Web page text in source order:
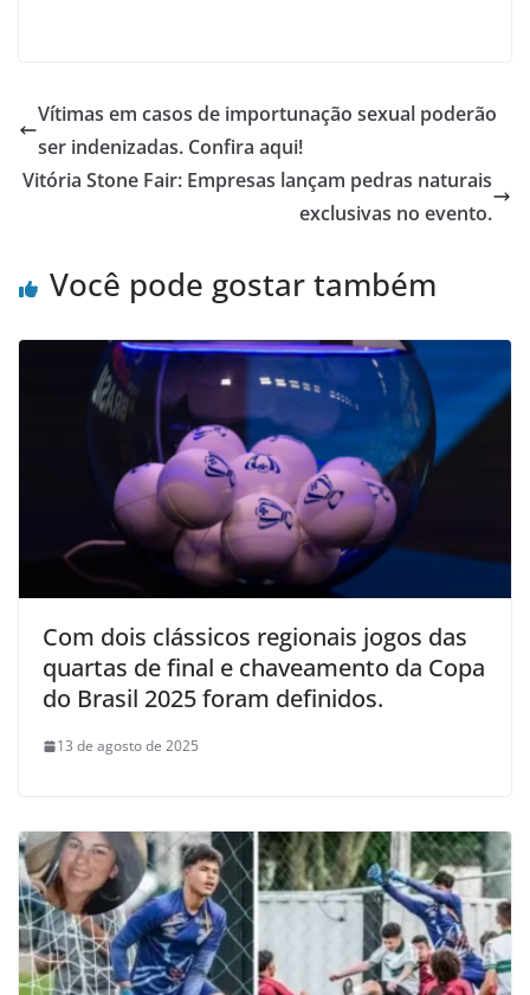
Vítimas em casos de importunação sexual poderão
ser indenizadas. Confira aqui!
Vitória Stone Fair: Empresas lançam pedras naturais
exclusivas no evento.
Você pode gostar também
Com dois clássicos regionais jogos das
quartas de final e chaveamento da Copa
do Brasil 2025 foram definidos.
13 de agosto de 2025